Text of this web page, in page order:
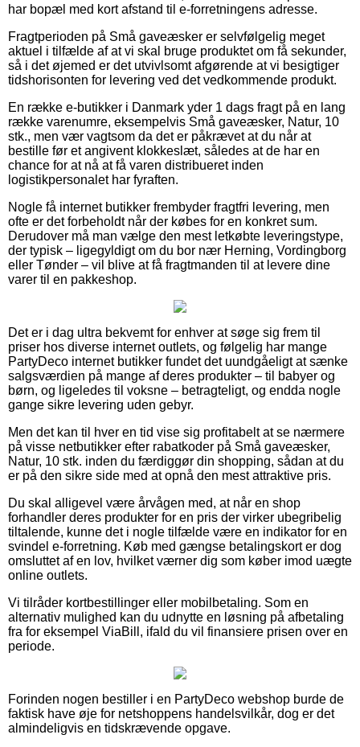
har bopæl med kort afstand til e-forretningens adresse.
Fragtperioden på Små gaveæsker er selvfølgelig meget
aktuel i tilfælde af at vi skal bruge produktet om få sekunder,
så i det øjemed er det utvivlsomt afgørende at vi besigtiger
tidshorisonten for levering ved det vedkommende produkt.
En række e-butikker i Danmark yder 1 dags fragt på en lang
række varenumre, eksempelvis Små gaveæsker, Natur, 10
stk., men vær vagtsom da det er påkrævet at du når at
bestille før et angivent klokkeslæt, således at de har en
chance for at nå at få varen distribueret inden
logistikpersonalet har fyraften.
Nogle få internet butikker frembyder fragtfri levering, men
ofte er det forbeholdt når der købes for en konkret sum.
Derudover må man vælge den mest letkøbte leveringstype,
der typisk – ligegyldigt om du bor nær Herning, Vordingborg
eller Tønder – vil blive at få fragtmanden til at levere dine
varer til en pakkeshop.
Det er i dag ultra bekvemt for enhver at søge sig frem til
priser hos diverse internet outlets, og følgelig har mange
PartyDeco internet butikker fundet det uundgåeligt at sænke
salgsværdien på mange af deres produkter – til babyer og
børn, og ligeledes til voksne – betragteligt, og endda nogle
gange sikre levering uden gebyr.
Men det kan til hver en tid vise sig profitabelt at se nærmere
på visse netbutikker efter rabatkoder på Små gaveæsker,
Natur, 10 stk. inden du færdiggør din shopping, sådan at du
er på den sikre side med at opnå den mest attraktive pris.
Du skal alligevel være årvågen med, at når en shop
forhandler deres produkter for en pris der virker ubegribelig
tiltalende, kunne det i nogle tilfælde være en indikator for en
svindel e-forretning. Køb med gængse betalingskort er dog
omsluttet af en lov, hvilket værner dig som køber imod uægte
online outlets.
Vi tilråder kortbestillinger eller mobilbetaling. Som en
alternativ mulighed kan du udnytte en løsning på afbetaling
fra for eksempel ViaBill, ifald du vil finansiere prisen over en
periode.
Forinden nogen bestiller i en PartyDeco webshop burde de
faktisk have øje for netshoppens handelsvilkår, dog er det
almindeligvis en tidskrævende opgave.